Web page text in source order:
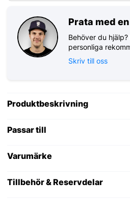
Prata med
Behöver du
personliga
Skriv till oss
Produktbeskrivning
Passar till
Varumärke
Tillbehör & Reservdelar